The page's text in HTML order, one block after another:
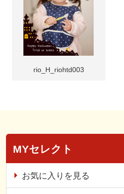
rio_H_riohtd003
MYセレクト
お気に入りを見る